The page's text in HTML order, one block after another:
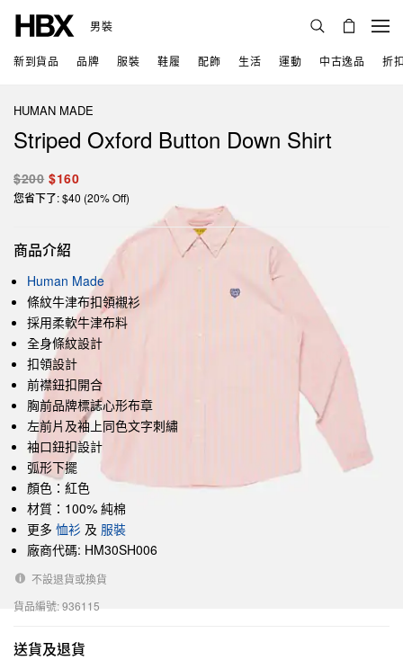
男裝
新到貨品 品牌 服裝 鞋履 配飾 生活 運動 中古逸品 折
HUMAN MADE
Striped Oxford Button Down Shirt
$200 $160
您省下了: $40 (20% Off)
商品介紹
Human Made
條紋牛津布扣領襯衫
採用柔軟牛津布料
全身條紋設計
扣領設計
前襟鈕扣開合
胸前品牌標誌心形布章
左前片及袖上同色文字刺繡
袖口鈕扣設計
弧形下擺
顏色：紅色
材質：100% 純棉
更多 恤衫 及 服裝
廠商代碼: HM30SH006
不設退貨或換貨
貨品編號: 936115
送貨及退貨